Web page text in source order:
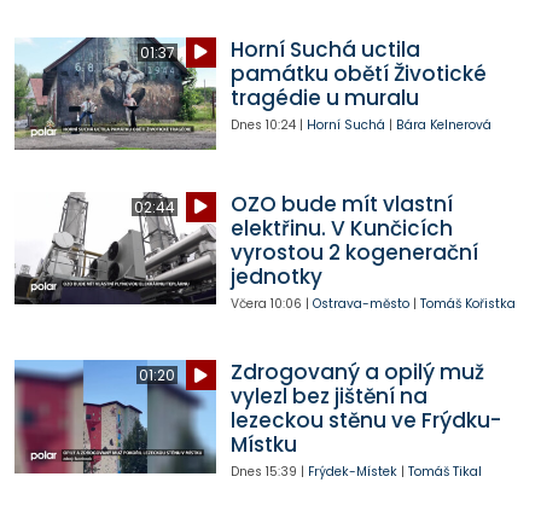
01:37
Horní Suchá uctila
památku obětí Životické
tragédie u muralu
Dnes 10:24| Horní Suchá | Bára Kelnerová
02:44
OZO bude mít vlastní
elektřinu. V Kunčicích
vyrostou 2 kogenerační
jednotky
Včera 10:06 | Ostrava-město| Tomáš Kořistka
01:20
Zdrogovaný a opilý muž
vylezl bez jištění na
lezeckou stěnu ve Frýdku-
Místku
Dnes 15:39 | Frýdek-Místek| Tomáš Tikal